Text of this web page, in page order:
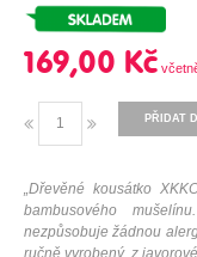
169,00 Kč
PŘIDAT
„Dřevěné kousátko
bambusového
nezpůsobuje žádnou
ručně vyrobený z